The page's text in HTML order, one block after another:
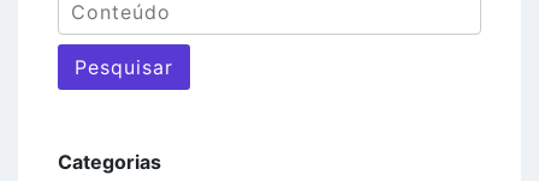
Pesquisar
Categorias